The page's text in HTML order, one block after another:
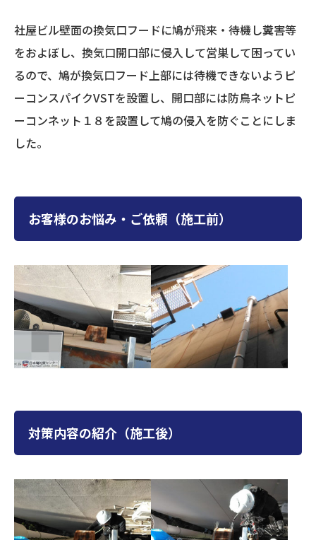
社屋ビル壁面の換気口フードに鳩が飛来・待機し糞害等
をおよぼし、換気口開口部に侵入して営巣して困ってい
るので、鳩が換気口フード上部には待機できないようピ
ーコンスパイクVSTを設置し、開口部には防鳥ネットピ
ーコンネット１８を設置して鳩の侵入を防ぐことにしま
した。
お客様のお悩み・ご依頼（施工前）
対策内容の紹介（施工後）